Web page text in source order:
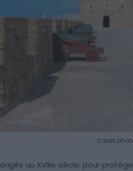
Crédit
au XVIIIe siècle, pour